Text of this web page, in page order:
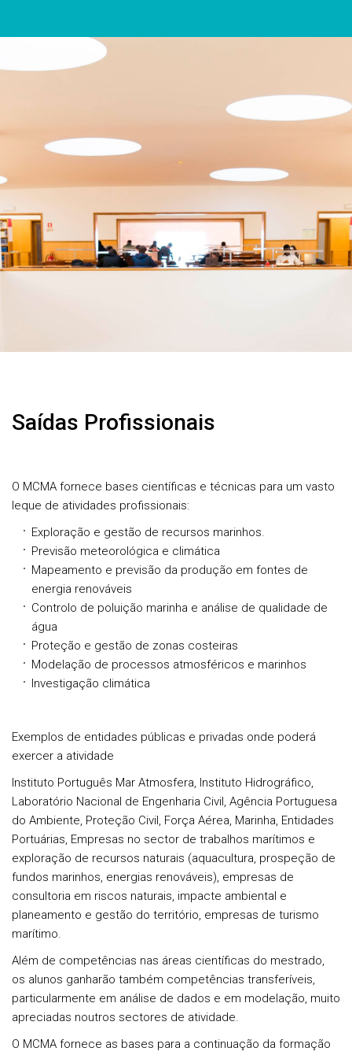
Saídas Profissionais
O MCMA fornece bases científicas e técnicas para um vasto
leque de atividades profissionais:
Exploração e gestão de recursos marinhos.
Previsão meteorológica e climática
Mapeamento e previsão da produção em fontes de
energia renováveis
Controlo de poluição marinha e análise de qualidade de
água
Proteção e gestão de zonas costeiras
Modelação de processos atmosféricos e marinhos
Investigação climática
Exemplos de entidades públicas e privadas onde poderá
exercer a atividade
Instituto Português Mar Atmosfera, Instituto Hidrográfico,
Laboratório Nacional de Engenharia Civil, Agência Portuguesa
do Ambiente, Proteção Civil, Força Aérea, Marinha, Entidades
Portuárias, Empresas no sector de trabalhos marítimos e
exploração de recursos naturais (aquacultura, prospeção de
fundos marinhos, energias renováveis), empresas de
consultoria em riscos naturais, impacte ambiental e
planeamento e gestão do território, empresas de turismo
marítimo.
Além de competências nas áreas científicas do mestrado,
os alunos ganharão também competências transferíveis,
particularmente em análise de dados e em modelação, muito
apreciadas noutros sectores de atividade.
O MCMA fornece as bases para a continuação da formação